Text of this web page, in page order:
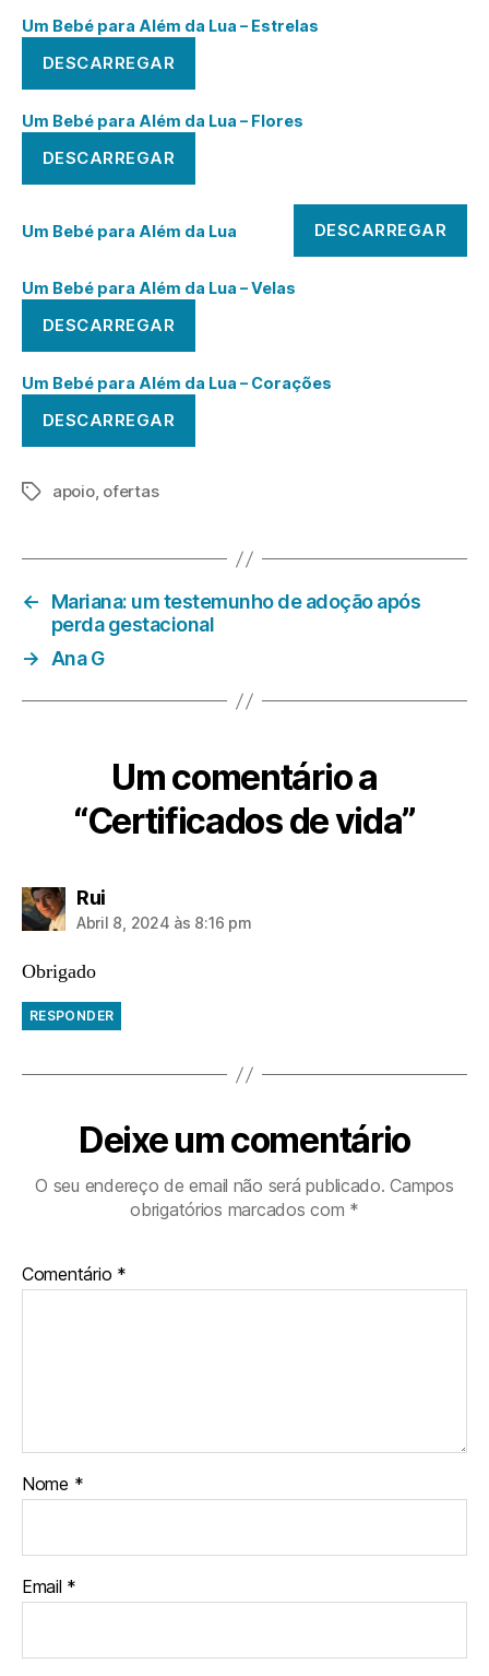
Um Bebé para Além da Lua – Estrelas
DESCARREGAR
Um Bebé para Além da Lua – Flores
DESCARREGAR
Um Bebé para Além da Lua DESCARREGAR
Um Bebé para Além da Lua – Velas
DESCARREGAR
Um Bebé para Além da Lua – Corações
DESCARREGAR
Etiquetas
apoio, ofertas
←
Mariana: um testemunho de adoção após
perda gestacional
→ Ana G
Um comentário a
“Certificados de vida”
Ruidiz:
Abril 8, 2024 às 8:16 pm
Obrigado
RESPONDER
Deixe um comentário
O seu endereço de email não será publicado. Campos
obrigatórios marcados com *
Comentário *
Nome *
Email *